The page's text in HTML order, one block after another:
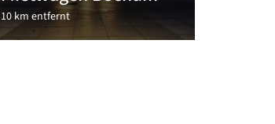
10 km entfernt